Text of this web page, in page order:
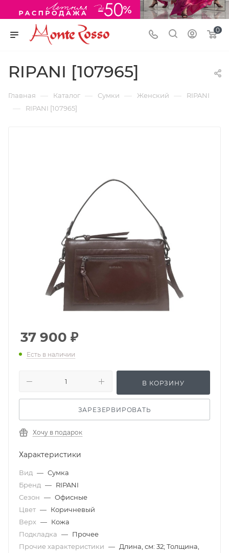
0
RIPANI [107965]
Главная — Каталог — Сумки — Женский — RIPANI
— RIPANI [107965]
37 900 ₽
Есть в наличии
В КОРЗИНУ
ЗАРЕЗЕРВИРОВАТЬ
Хочу в подарок
Характеристики
Вид — Сумка
Бренд — RIPANI
Сезон — Офисные
Цвет — Коричневый
Верх — Кожа
Подкладка — Прочее
Прочие характеристики — Длина, см: 32; Толщина,